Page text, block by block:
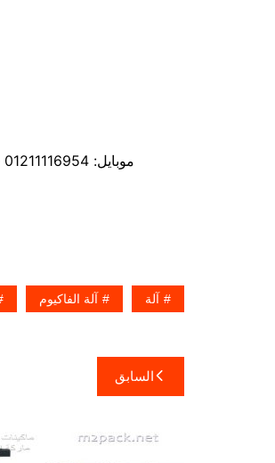
موبايل: 01211116954 – 01211116955 – 01211116956 – 01211116957 – 01211116958
آلة آلة الفاكيوم
تصفّح
المقالات
السابق